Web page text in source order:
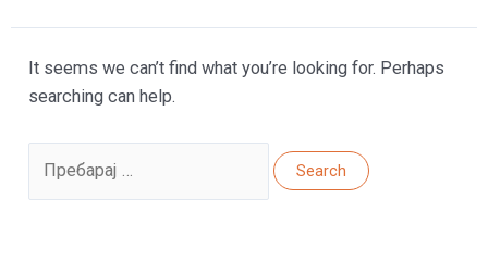
It seems we can’t find what you’re looking for. Perhaps
searching can help.